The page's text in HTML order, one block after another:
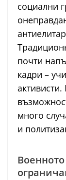
социални
почти
кадри –
много
и